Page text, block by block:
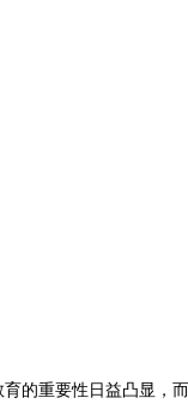
的重要性日益凸显，